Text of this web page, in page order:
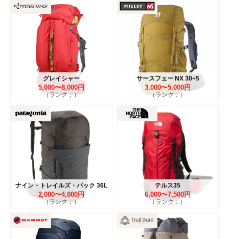
グレイシャー
5,000〜8,000円
（ランク：）
サースフェー NX 30+5
3,000〜5,000円
（ランク：）
ナイン・トレイルズ・パック 36L
2,000〜4,000円
（ランク：）
テルス35
6,000〜7,500円
（ランク：）